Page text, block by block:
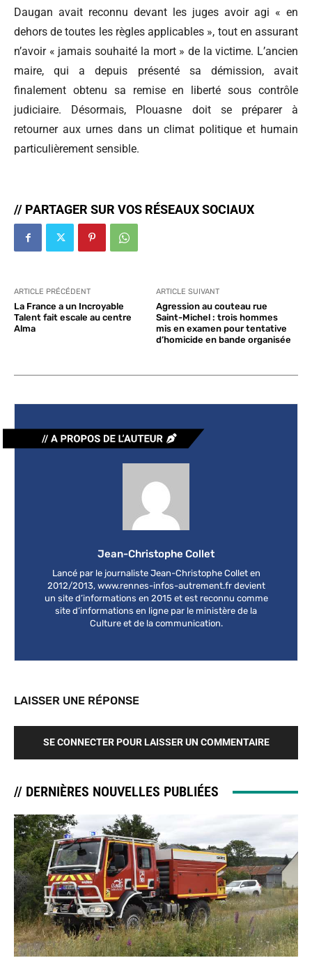
Daugan avait reconnu devant les juges avoir agi « en
dehors de toutes les règles applicables », tout en assurant
n’avoir « jamais souhaité la mort » de la victime. L’ancien
maire, qui a depuis présenté sa démission, avait
finalement obtenu sa remise en liberté sous contrôle
judiciaire. Désormais, Plouasne doit se préparer à
retourner aux urnes dans un climat politique et humain
particulièrement sensible.
// PARTAGER SUR VOS RÉSEAUX SOCIAUX
ARTICLE PRÉCÉDENT
La France a un Incroyable
Talent fait escale au centre
Alma
ARTICLE SUIVANT
Agression au couteau rue
Saint-Michel : trois hommes
mis en examen pour tentative
d’homicide en bande organisée
Jean-Christophe Collet
Lancé par le journaliste Jean-Christophe Collet en
2012/2013, www.rennes-infos-autrement.fr devient
un site d’informations en 2015 et est reconnu comme
site d’informations en ligne par le ministère de la
Culture et de la communication.
LAISSER UNE RÉPONSE
SE CONNECTER POUR LAISSER UN COMMENTAIRE
// DERNIÈRES NOUVELLES PUBLIÉES